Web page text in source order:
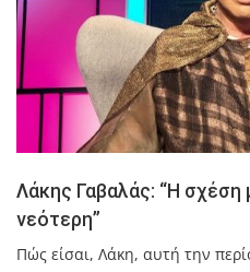
Λάκης Γαβαλάς: “Η σχέση
νεότερη”
Πώς είσαι, Λάκη, αυτή την